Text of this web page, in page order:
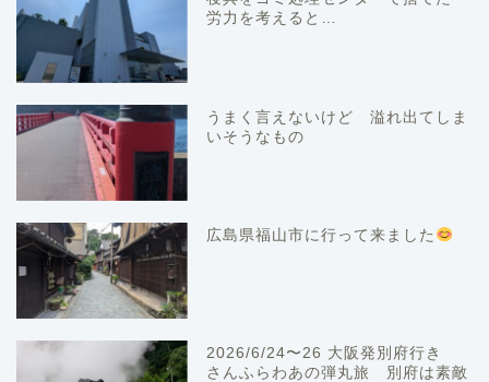
労力を考えると…
うまく言えないけど 溢れ出てしま
いそうなもの
広島県福山市に行って来ました
2026/6/24〜26 大阪発別府行き
さんふらわあの弾丸旅 別府は素敵